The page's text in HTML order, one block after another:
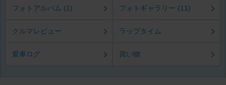
フォトアルバム (1) フォトギャラリー (11)
クルマレビュー ラップタイム
愛車ログ 買い物